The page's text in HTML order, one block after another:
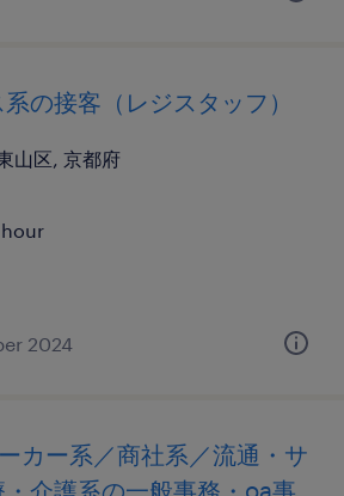
の接客（レジスタッフ）
山区, 京都府
hour
2024
カー系／商社系／流通・サ
介護系の一般事務・oa事